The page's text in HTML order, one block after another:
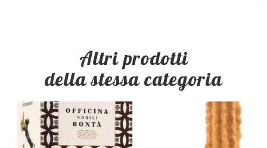
Altri prodotti
della stessa categoria